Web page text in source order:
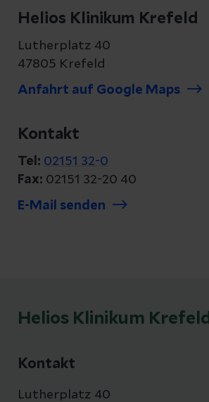
Helios Klinikum Krefeld
Lutherplatz 40
47805 Krefeld
Anfahrt auf Google Maps
Kontakt
Tel: 02151 32-0
Fax: 02151 32-20 40
E-Mail senden
Helios Klinikum Krefeld
Kontakt
Lutherplatz 40